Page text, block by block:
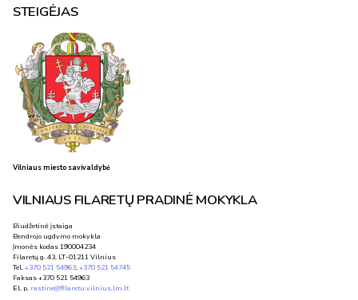
STEIGĖJAS
Vilniaus miesto savivaldybė
VILNIAUS FILARETŲ PRADINĖ MOKYKLA
Biudžetinė įstaiga
Bendrojo ugdymo mokykla
Įmonės kodas 190004234
Filaretų g. 43, LT-01211 Vilnius
Tel.+370 521 54963,+370 521 54745
Faksas +370 521 54963
El. p. rastine@filaretu.vilnius.lm.lt